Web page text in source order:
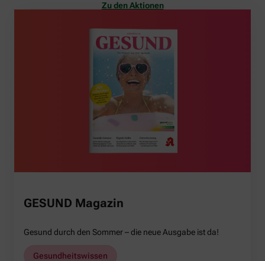
Zu den Aktionen
GESUND Magazin
Gesund durch den Sommer – die neue Ausgabe ist da!
Gesundheitswissen